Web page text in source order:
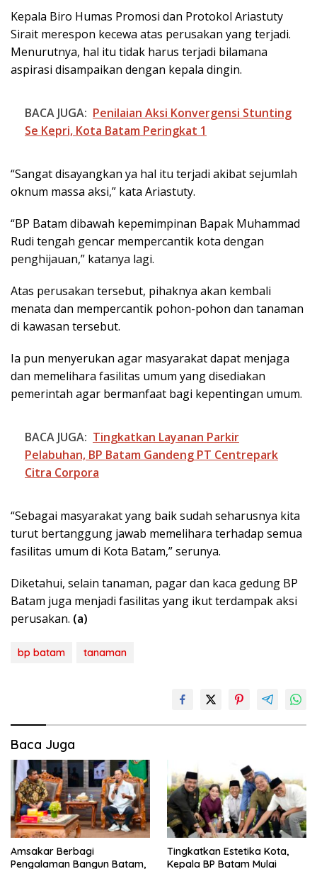
Kepala Biro Humas Promosi dan Protokol Ariastuty
Sirait merespon kecewa atas perusakan yang terjadi.
Menurutnya, hal itu tidak harus terjadi bilamana
aspirasi disampaikan dengan kepala dingin.
BACA JUGA: Penilaian Aksi Konvergensi Stunting
Se Kepri, Kota Batam Peringkat 1
“Sangat disayangkan ya hal itu terjadi akibat sejumlah
oknum massa aksi,” kata Ariastuty.
“BP Batam dibawah kepemimpinan Bapak Muhammad
Rudi tengah gencar mempercantik kota dengan
penghijauan,” katanya lagi.
Atas perusakan tersebut, pihaknya akan kembali
menata dan mempercantik pohon-pohon dan tanaman
di kawasan tersebut.
Ia pun menyerukan agar masyarakat dapat menjaga
dan memelihara fasilitas umum yang disediakan
pemerintah agar bermanfaat bagi kepentingan umum.
BACA JUGA: Tingkatkan Layanan Parkir
Pelabuhan, BP Batam Gandeng PT Centrepark
Citra Corpora
“Sebagai masyarakat yang baik sudah seharusnya kita
turut bertanggung jawab memelihara terhadap semua
fasilitas umum di Kota Batam,” serunya.
Diketahui, selain tanaman, pagar dan kaca gedung BP
Batam juga menjadi fasilitas yang ikut terdampak aksi
perusakan. (a)
bp batam tanaman
Baca Juga
Amsakar Berbagi
Pengalaman Bangun Batam,
Tingkatkan Estetika Kota,
Kepala BP Batam Mulai